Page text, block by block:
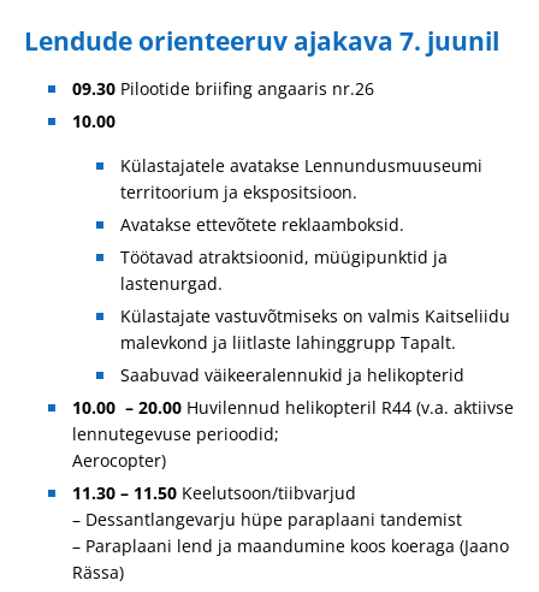
Lendude orienteeruv ajakava 7. juunil
09.30 Pilootide briifing angaaris nr.26
10.00
Külastajatele avatakse Lennundusmuuseumi
territoorium ja ekspositsioon.
Avatakse ettevõtete reklaamboksid.
Töötavad atraktsioonid, müügipunktid ja
lastenurgad.
Külastajate vastuvõtmiseks on valmis Kaitseliidu
malevkond ja liitlaste lahinggrupp Tapalt.
Saabuvad väikeeralennukid ja helikopterid
10.00 – 20.00 Huvilennud helikopteril R44 (v.a. aktiivse
lennutegevuse perioodid;
Aerocopter)
11.30 – 11.50 Keelutsoon/tiibvarjud
– Dessantlangevarju hüpe paraplaani tandemist
– Paraplaani lend ja maandumine koos koeraga (Jaano
Rässa)